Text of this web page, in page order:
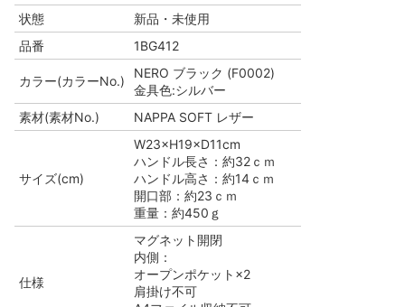
状態
新品・未使用
品番
1BG412
カラー(カラーNo.)
NERO ブラック (F0002)
金具色:シルバー
素材(素材No.)
NAPPA SOFT レザー
サイズ(cm)
W23×H19×D11cm
ハンドル長さ：約32ｃｍ
ハンドル高さ：約14ｃｍ
開口部：約23ｃｍ
重量：約450ｇ
仕様
マグネット開閉
内側：
オープンポケット×2
肩掛け不可